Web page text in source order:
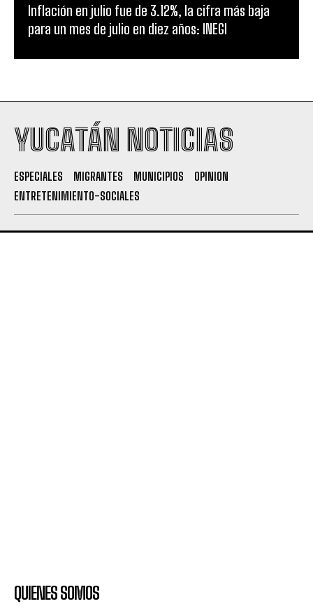
Inflación en julio fue de 3.12%, la cifra más baja
para un mes de julio en diez años: INEGI
YUCATÁN NOTICIAS
ESPECIALES MIGRANTES MUNICIPIOS
OPINION
ENTRETENIMIENTO-SOCIALES
QUIENES SOMOS